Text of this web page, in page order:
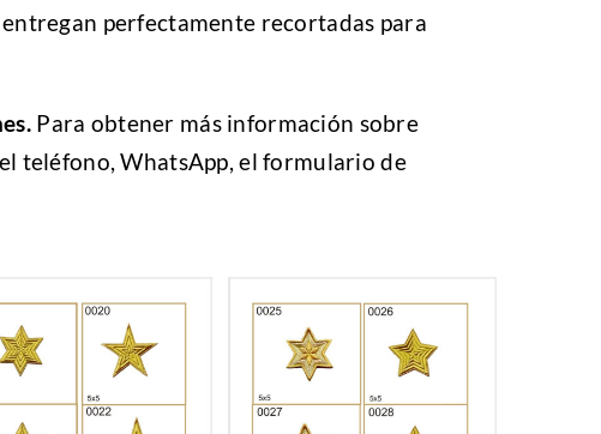
perfectamente recortadas para
Para obtener más información sobre
teléfono, WhatsApp, el formulario de